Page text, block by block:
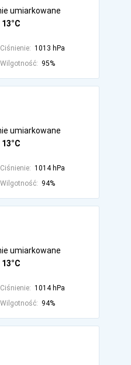
13°C
umiarkowane
Ciśnienie: 1013 hPa
Wilgotność: 95%
13°C
umiarkowane
Ciśnienie: 1014 hPa
Wilgotność: 94%
13°C
umiarkowane
Ciśnienie: 1014 hPa
Wilgotność: 94%